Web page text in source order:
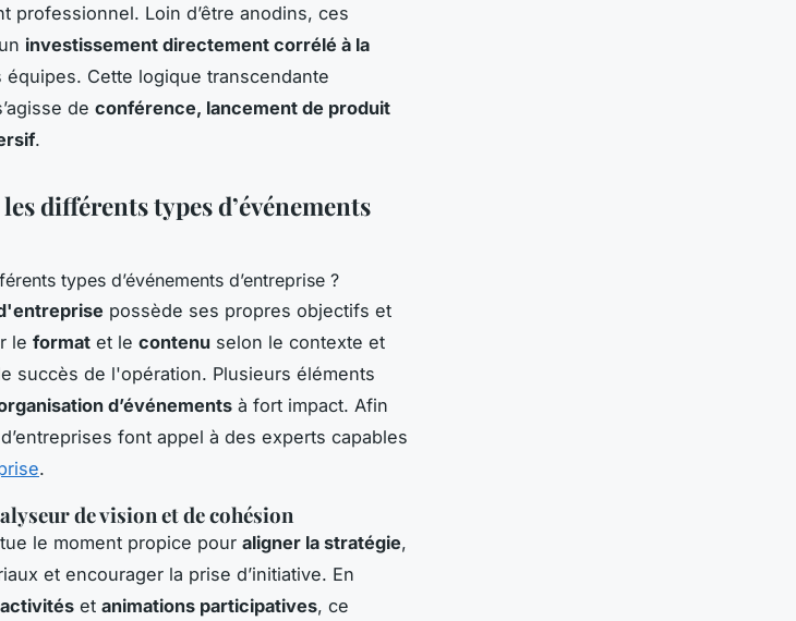
professionnel. Loin d’être anodins, ces
investissement directement corrélé à la
Cette logique transcendante
de conférence, lancement de produit
.
différents types d’événements
possède ses propres objectifs et
le format et le contenu selon le contexte et
succès de l'opération. Plusieurs éléments
d’événements à fort impact. Afin
font appel à des experts capables
.
de vision et de cohésion
le moment propice pour aligner la stratégie,
et encourager la prise d’initiative. En
activités et animations participatives, ce